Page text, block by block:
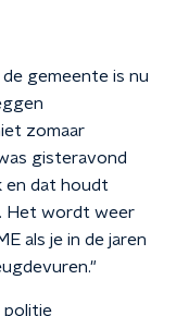
gemeente is nu
zomaar
gisteravond
en dat houdt
Het wordt weer
als je in de jaren
politie